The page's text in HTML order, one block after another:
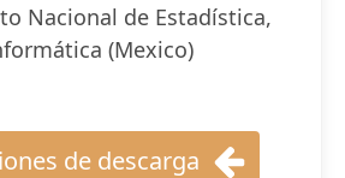
Nacional de Estadística,
(Mexico)
de descarga